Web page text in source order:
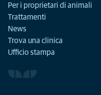
Per i proprietari di animali
Trattamenti
News
Trova una clinica
Ufficio stampa